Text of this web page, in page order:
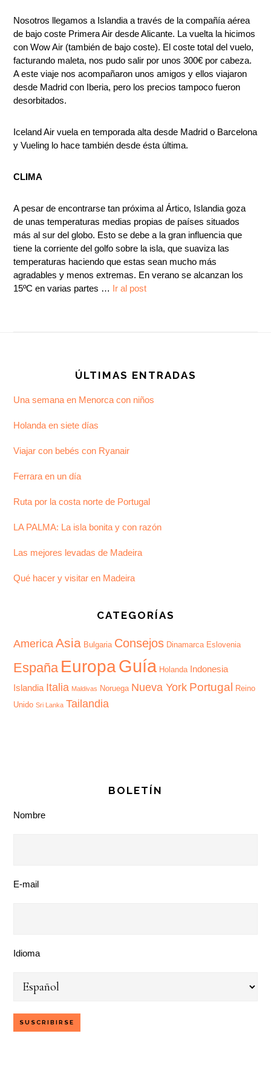
Nosotros llegamos a Islandia a través de la compañía aérea
de bajo coste Primera Air desde Alicante. La vuelta la hicimos
con Wow Air (también de bajo coste). El coste total del vuelo,
facturando maleta, nos pudo salir por unos 300€ por cabeza.
A este viaje nos acompañaron unos amigos y ellos viajaron
desde Madrid con Iberia, pero los precios tampoco fueron
desorbitados.
Iceland Air vuela en temporada alta desde Madrid o Barcelona
y Vueling lo hace también desde ésta última.
CLIMA
A pesar de encontrarse tan próxima al Ártico, Islandia goza
de unas temperaturas medias propias de países situados
más al sur del globo. Esto se debe a la gran influencia que
tiene la corriente del golfo sobre la isla, que suaviza las
temperaturas haciendo que estas sean mucho más
agradables y menos extremas. En verano se alcanzan los
15ºC en varias partes … Ir al post
ÚLTIMAS ENTRADAS
Una semana en Menorca con niños
Holanda en siete días
Viajar con bebés con Ryanair
Ferrara en un día
Ruta por la costa norte de Portugal
LA PALMA: La isla bonita y con razón
Las mejores levadas de Madeira
Qué hacer y visitar en Madeira
CATEGORÍAS
America Asia Bulgaria Consejos Dinamarca Eslovenia
España EuropaGuía Holanda Indonesia
Islandia Italia Maldivas Noruega Nueva York Portugal Reino
Unido Sri Lanka Tailandia
BOLETÍN
Nombre
E-mail
Idioma